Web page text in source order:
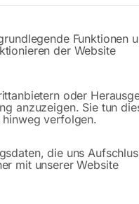
Gerne
eine Einwilligung erteilt
Funktionen
der Website
oder
anzuzeigen. Sie tun
hinweg verfolgen.
die uns
mit unserer Website